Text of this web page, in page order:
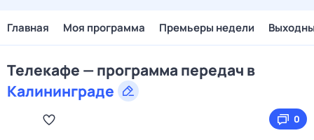
Главная Моя программа Премьеры недели
Телекафе — программа передач в
Калининграде
0